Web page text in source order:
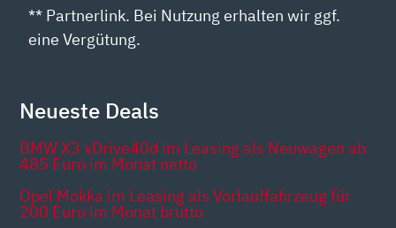
** Partnerlink. Bei Nutzung erhalten wir ggf.
eine Vergütung.
Neueste Deals
BMW X3 xDrive40d im Leasing als Neuwagen ab
485 Euro im Monat netto
Opel Mokka im Leasing als Vorlauffahrzeug für
200 Euro im Monat brutto